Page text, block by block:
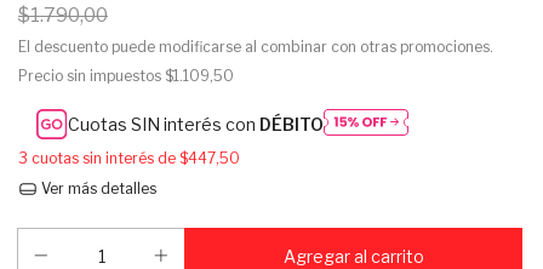
$1.790,00
El descuento puede modificarse al combinar con otras promociones.
Precio sin impuestos $1.109,50
Cuotas SIN interés con DÉBITO
3 cuotas sin interés de $447,50
Ver más detalles